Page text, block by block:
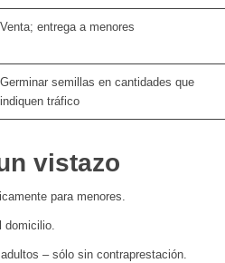
Venta; entrega a menores
Germinar semillas en cantidades que
indiquen tráfico
vistazo
para menores.
domicilio.
– sólo sin contraprestación.